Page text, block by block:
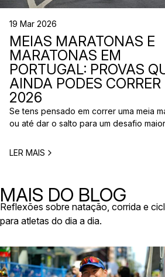
19 Mar 2026
MEIAS MARATONAS E
MARATONAS EM
PORTUGAL: PROVAS
AINDA PODES CORRER
2026
Se tens pensado em correr uma meia
ou até dar o salto para um desafio
planear. Entre a primavera e o verão, o
LER MAIS
MAIS DO BLOG
Reflexões sobre natação, corrida e
para atletas do dia a dia.